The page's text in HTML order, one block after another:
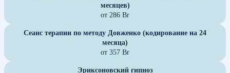
месяцев)
от 286 Br
Сеанс терапии по методу Довженко (кодирование на 24
месяца)
от 357 Br
Эриксоновский гипноз